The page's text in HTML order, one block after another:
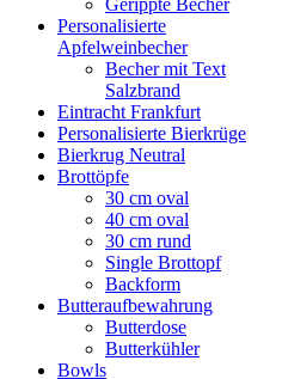
Gerippte Becher
Personalisierte
Apfelweinbecher
Becher mit Text
Salzbrand
Eintracht Frankfurt
Personalisierte Bierkrüge
Bierkrug Neutral
Brottöpfe
30 cm oval
40 cm oval
30 cm rund
Single Brottopf
Backform
Butteraufbewahrung
Butterdose
Butterkühler
Bowls